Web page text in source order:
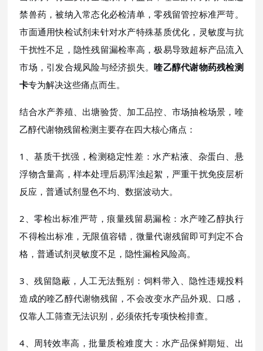
禁兽药，被纳入常态化必检清单，零残留管控标准严苛。
市面通用快检试剂未针对水产特殊基质优化，灵敏度与抗
干扰性不足，隐性残留漏检率高，极易导致超标产品流入
市场，引发合规风险与经济损失。喹乙醇代谢物药残检测
卡专为解决这些痛点而生。
结合水产养殖、出塘验货、加工品控、市场抽检场景，喹
乙醇代谢物残留检测主要存在四大核心痛点：
1、基质干扰强，检测稳定性差：水产粘液、杂蛋白、悬
浮物含量高，样本处理后易浑浊起絮，严重干扰免疫层析
反应，普通试剂显色不均、数据波动大。
2、零检出标准严苛，痕量残留易漏检：水产喹乙醇执行
不得检出标准，无限值容错，微量代谢残留即可判定不合
格，普通试剂灵敏度不足，隐性漏检风险高。
3、残留隐蔽，人工无法甄别：饲料带入、隐性违规投料
造成的喹乙醇代谢物残留，不会改变水产品外观、口感，
仅靠人工筛查无法识别，必须依托专项快检排查。
4、周转效率高，批量质检难度大：水产品保鲜期短、出